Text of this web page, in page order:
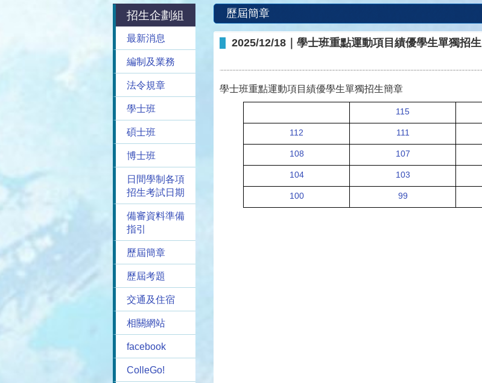
招生企劃組
最新消息
編制及業務
法令規章
學士班
碩士班
博士班
日間學制各項
招生考試日期
備審資料準備
指引
歷屆簡章
歷屆考題
交通及住宿
相關網站
facebook
ColleGo!
歷屆簡章
2025/12/18｜學士班重點運動項目績優學生單獨招生
學士班重點運動項目績優學生單獨招生簡章
115
112 111
108 107
104 103
100 99